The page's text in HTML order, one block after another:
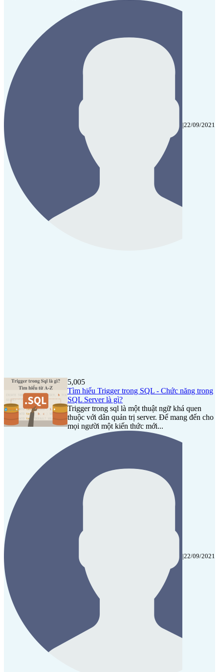
|22/09/2021
5,005
Tìm hiểu Trigger trong SQL - Chức năng trong
SQL Server là gì?
Trigger trong sql là một thuật ngữ khá quen
thuộc với dân quản trị server. Để mang đến cho
mọi người một kiến thức mới...
|22/09/2021